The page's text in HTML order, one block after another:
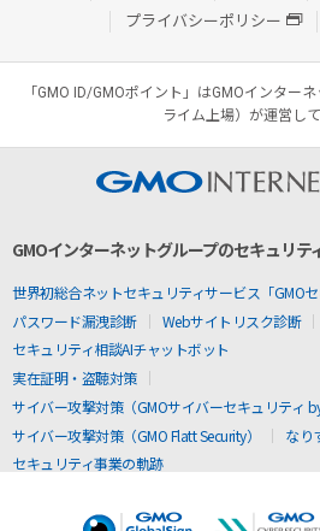
プライバシーポリシー
「GMO ID/GMOポイント」はGMOインター
ライム上場）が運営して
GMOインターネットグループのセキュリテ
世界初総合ネットセキュリティサービス「GMOセ
パスワード漏洩診断
Webサイトリスク診断
セキュリティ相談AIチャットボット
実在証明・盗聴対策
サイバー攻撃対策（GMOサイバーセキュリティ
サイバー攻撃対策（GMO Flatt Security）
なり
セキュリティ事業の軌跡